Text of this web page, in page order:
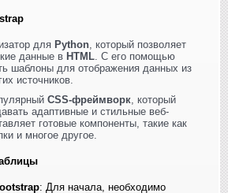
для Python, который позволяет
данные в HTML. С его помощью
шаблоны для отображения данных из
источников.
CSS-фреймворк, который
адаптивные и стильные веб-
готовые компоненты, такие как
и многое другое.
: Для начала, необходимо